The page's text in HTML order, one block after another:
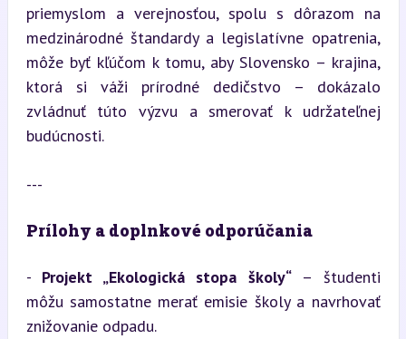
priemyslom a verejnosťou, spolu s dôrazom na
medzinárodné štandardy a legislatívne opatrenia,
môže byť kľúčom k tomu, aby Slovensko – krajina,
ktorá si váži prírodné dedičstvo – dokázalo
zvládnuť túto výzvu a smerovať k udržateľnej
budúcnosti.
---
Prílohy a doplnkové odporúčania
- Projekt „Ekologická stopa školy“ – študenti
môžu samostatne merať emisie školy a navrhovať
znižovanie odpadu.